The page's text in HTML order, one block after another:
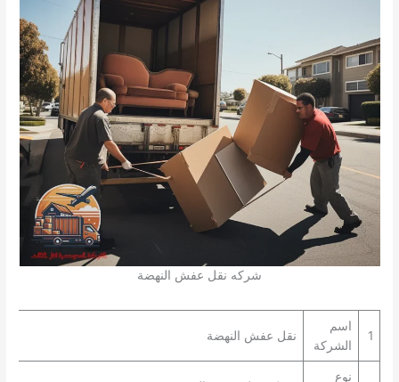
شركه نقل عفش النهضة
1
اسم
الشركة
نقل عفش النهضة
نوع